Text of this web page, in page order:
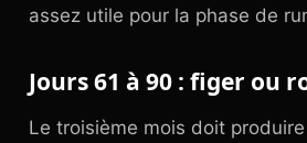
assez utile pour la phase de
Jours 61 à 90 : figer ou
Le troisième mois doit